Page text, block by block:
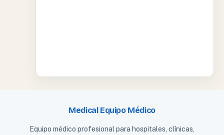
Medical Equipo Médico
Equipo médico profesional para hospitales, clínicas,